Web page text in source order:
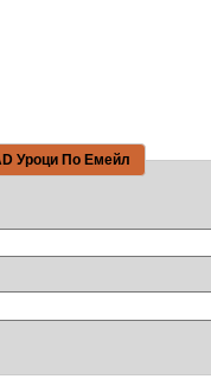
Уроци По Емейл